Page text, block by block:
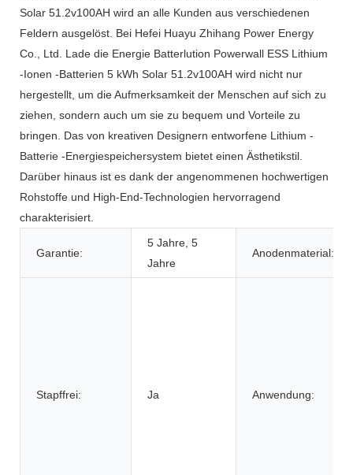
Solar 51.2v100AH ​​wird an alle Kunden aus verschiedenen
Feldern ausgelöst. Bei Hefei Huayu Zhihang Power Energy
Co., Ltd. Lade die Energie Batterlution Powerwall ESS Lithium
-Ionen -Batterien 5 kWh Solar 51.2v100AH ​​wird nicht nur
hergestellt, um die Aufmerksamkeit der Menschen auf sich zu
ziehen, sondern auch um sie zu bequem und Vorteile zu
bringen. Das von kreativen Designern entworfene Lithium -
Batterie -Energiespeichersystem bietet einen Ästhetikstil.
Darüber hinaus ist es dank der angenommenen hochwertigen
Rohstoffe und High-End-Technologien hervorragend
charakterisiert.
Garantie:
5 Jahre, 5
Jahre
Anodenmaterial:
Stapffrei: Ja Anwendung: